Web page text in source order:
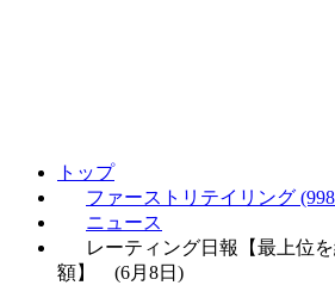
トップ
ファーストリテイリング
ニュース
レーティング日報【最上位
額】 (6月8日)